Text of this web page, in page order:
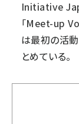
Initiative
「Meet-up
は最初の活
とめている。